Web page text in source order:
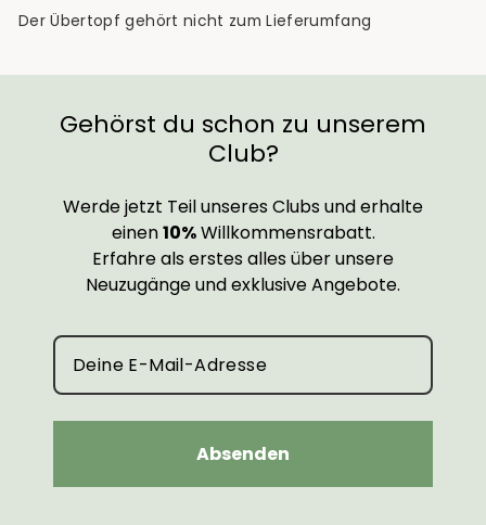
Der Übertopf gehört nicht zum Lieferumfang
Gehörst du schon zu unserem
Club?
Werde jetzt Teil unseres Clubs und erhalte
einen10%Willkommensrabatt.
Erfahre als erstes alles über unsere
Neuzugänge und exklusive Angebote.
Absenden